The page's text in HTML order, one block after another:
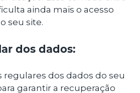
ainda mais o acesso
seu site.
dos dados:
regulares dos dados do seu
garantir a recuperação